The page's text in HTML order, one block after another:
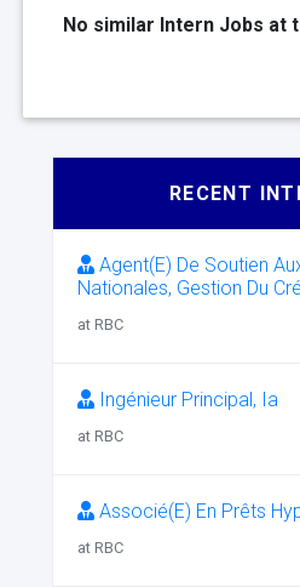
No similar Intern Jobs at
RECENT
Agent(E) De Soutien
Nationales, Gestion Du
at RBC
Ingénieur Principal, Ia
at RBC
Associé(E) En Prêts
at RBC